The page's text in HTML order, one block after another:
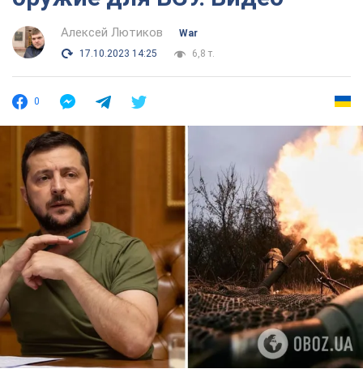
Алексей Лютиков
War
17.10.2023 14:25
6,8 т.
0